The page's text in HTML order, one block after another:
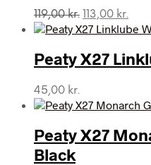
119,00kr. Den
oprindelige
var:
119,00 kr..
113,00 kr.
er:
Peaty X27
45,00 kr.
Peaty X27
Black